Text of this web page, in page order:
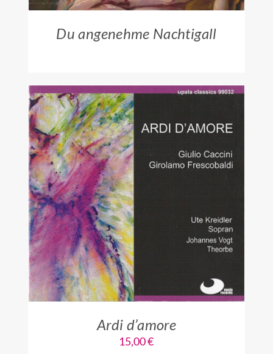
Du angenehme Nachtigall
IN DEN WARENKORB
DETAILS
Ardi d’amore
15,00€